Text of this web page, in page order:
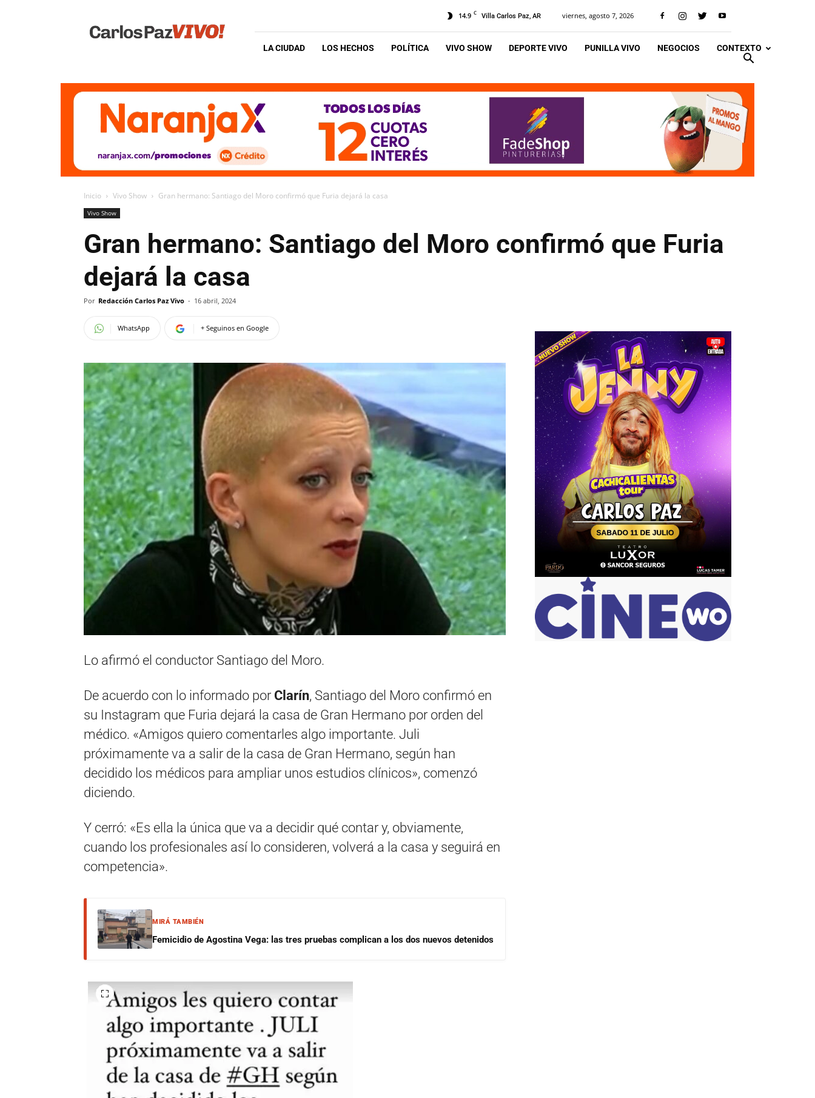
Vivo
14.9 C Villa Carlos Paz, AR viernes, agosto 7, 2026
LA CIUDAD LOS HECHOS POLÍTICA VIVO SHOW DEPORTE VIVO PUNILLA VIVO NEGOCIOS CONTEXTO
Inicio Vivo Show Gran hermano: Santiago del Moro confirmó que Furia dejará la casa
Vivo Show
Gran hermano: Santiago del Moro confirmó que Furia
dejará la casa
Por Redacción Carlos Paz Vivo - 16 abril, 2024
WhatsApp + Seguinos en Google
Lo afirmó el conductor Santiago del Moro.
De acuerdo con lo informado por Clarín, Santiago del Moro confirmó en
su Instagram que Furia dejará la casa de Gran Hermano por orden del
médico. «Amigos quiero comentarles algo importante. Juli
próximamente va a salir de la casa de Gran Hermano, según han
decidido los médicos para ampliar unos estudios clínicos», comenzó
diciendo.
Y cerró: «Es ella la única que va a decidir qué contar y, obviamente,
cuando los profesionales así lo consideren, volverá a la casa y seguirá en
competencia».
MIRÁ TAMBIÉN
Femicidio de Agostina Vega: las tres pruebas complican a los dos nuevos detenidos